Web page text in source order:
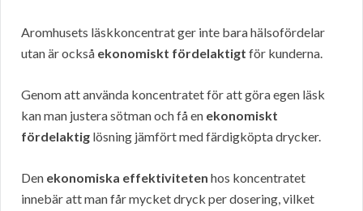
Aromhusets läskkoncentrat ger inte bara hälsofördelar
utan är också ekonomiskt fördelaktigt för kunderna.
Genom att använda koncentratet för att göra egen läsk
kan man justera sötman och få en ekonomiskt
fördelaktig lösning jämfört med färdigköpta drycker.
Den ekonomiska effektiviteten hos koncentratet
innebär att man får mycket dryck per dosering, vilket